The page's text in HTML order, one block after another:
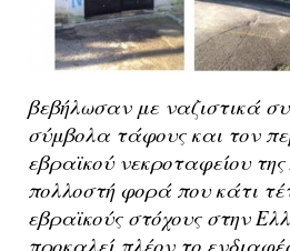
βεβήλωσαν με ναζιστικά
σύμβολα τάφους και τον
εβραϊκού νεκροταφείου
πολλοστή φορά που κάτι
εβραϊκούς στόχους στην
προκαλεί πλέον το